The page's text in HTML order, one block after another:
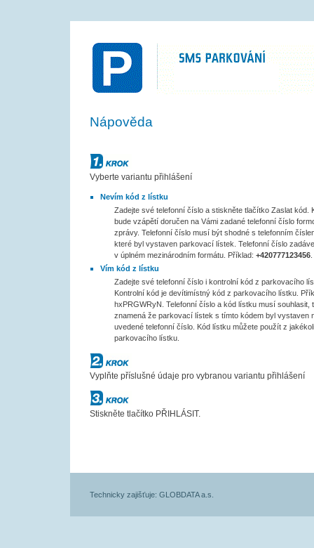
SMS PARKOVÁNÍ
Nápověda
Krok č.1
Vyberte variantu přihlášení
Nevím kód z lístku
Zadejte své telefonní číslo a stiskněte tlačítko Zaslat kód.
bude vzápětí doručen na Vámi zadané telefonní číslo
zprávy. Telefonní číslo musí být shodné s telefonním
které byl vystaven parkovací lístek. Telefonní číslo
v úplném mezinárodním formátu. Příklad: +420777123456
Vím kód z lístku
Zadejte své telefonní číslo i kontrolní kód z parkovacího
Kontrolní kód je devítimístný kód z parkovacího lístku.
hxPRGWRyN. Telefonní číslo a kód lístku musí souhlasit,
znamená že parkovací lístek s tímto kódem byl vystaven
uvedené telefonní číslo. Kód lístku můžete použít z
parkovacího lístku.
Krok č.2
Vyplňte příslušné údaje pro vybranou variantu přihlášení
Krok č.3
Stiskněte tlačítko PŘIHLÁSIT.
Technicky zajišťuje: GLOBDATA a.s.